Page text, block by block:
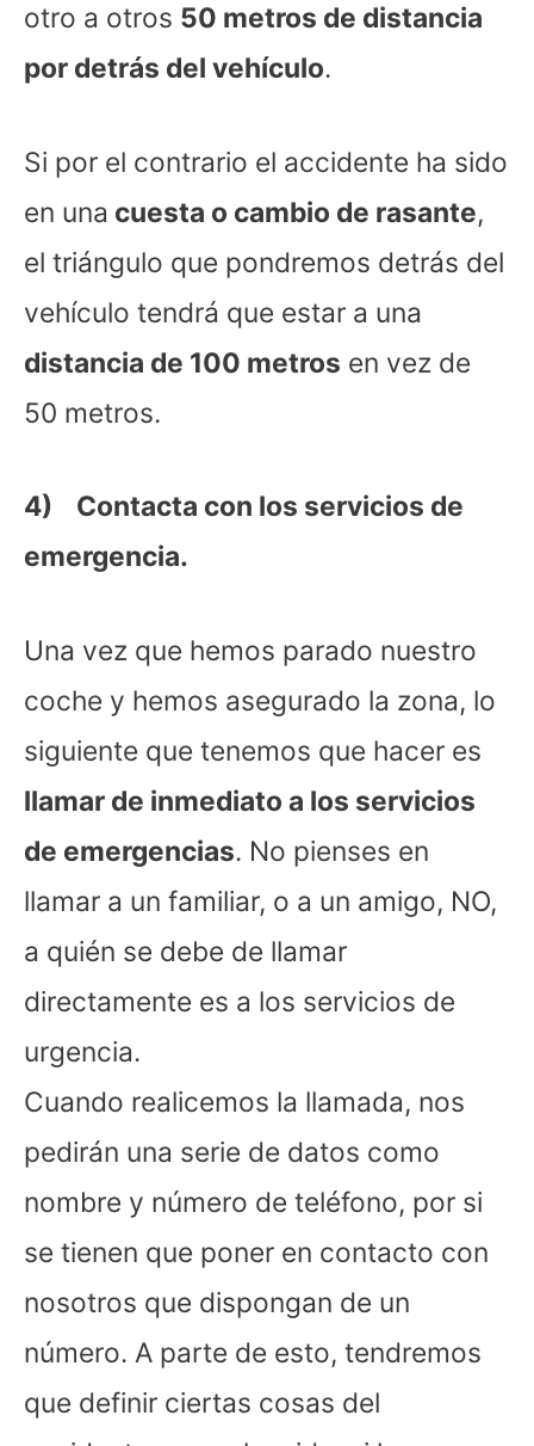
otro a otros 50 metros de distancia
por detrás del vehículo.
Si por el contrario el accidente ha sido
en una cuesta o cambio de rasante,
el triángulo que pondremos detrás del
vehículo tendrá que estar a una
distancia de 100 metros en vez de
50 metros.
4) Contacta con los servicios de
emergencia.
Una vez que hemos parado nuestro
coche y hemos asegurado la zona, lo
siguiente que tenemos que hacer es
llamar de inmediato a los servicios
de emergencias. No pienses en
llamar a un familiar, o a un amigo, NO,
a quién se debe de llamar
directamente es a los servicios de
urgencia.
Cuando realicemos la llamada, nos
pedirán una serie de datos como
nombre y número de teléfono, por si
se tienen que poner en contacto con
nosotros que dispongan de un
número. A parte de esto, tendremos
que definir ciertas cosas del